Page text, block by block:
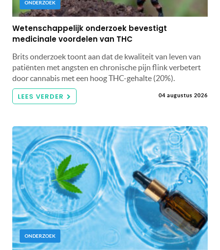
ONDERZOEK
Wetenschappelijk onderzoek bevestigt
medicinale voordelen van THC
Brits onderzoek toont aan dat de kwaliteit van leven van
patiënten met angsten en chronische pijn flink verbetert
door cannabis met een hoog THC-gehalte (20%).
LEES VERDER 04 augustus 2026
ONDERZOEK